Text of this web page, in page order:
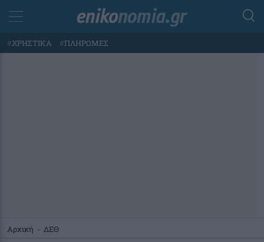
#ΧΡΗΣΤΙΚΑ #ΠΛΗΡΩΜΕΣ
Αρχική - ΔΕΘ